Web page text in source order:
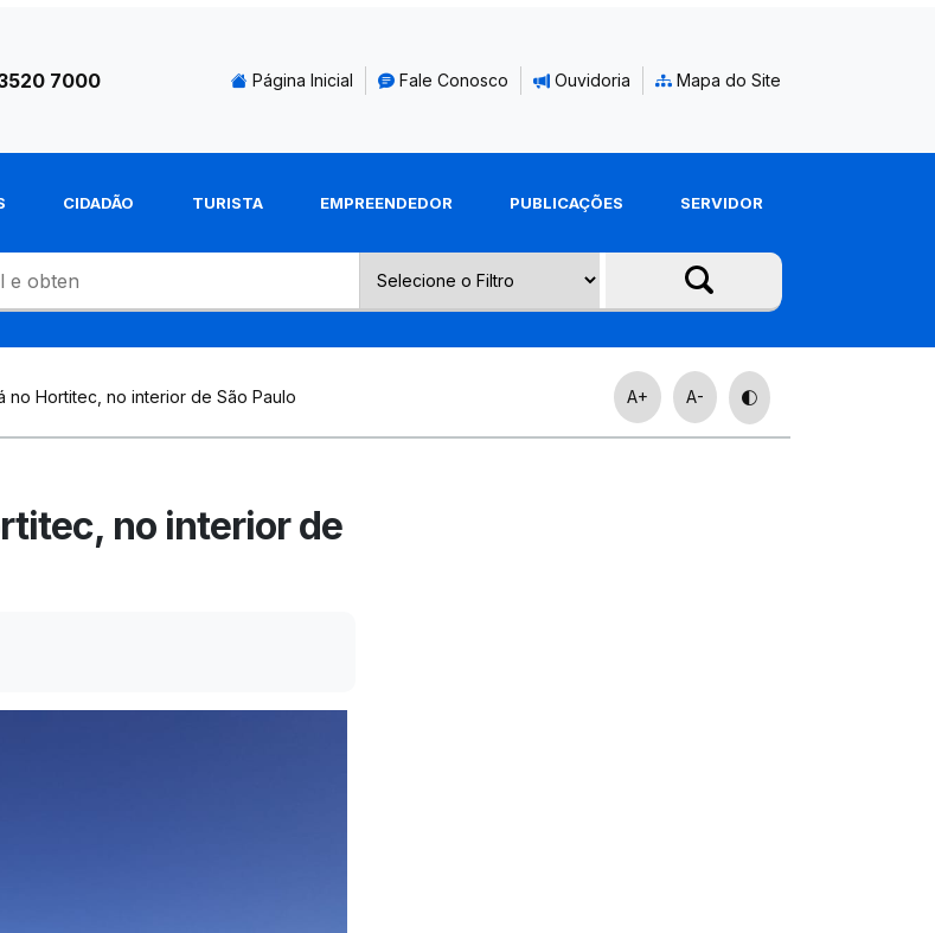
7000 Página Inicial Fale Conosco Ouvidoria Mapa do Site
CIDADÃO TURISTA EMPREENDEDOR PUBLICAÇÕES SERVIDOR
no Hortitec, no interior de São Paulo A+ A-
no interior de